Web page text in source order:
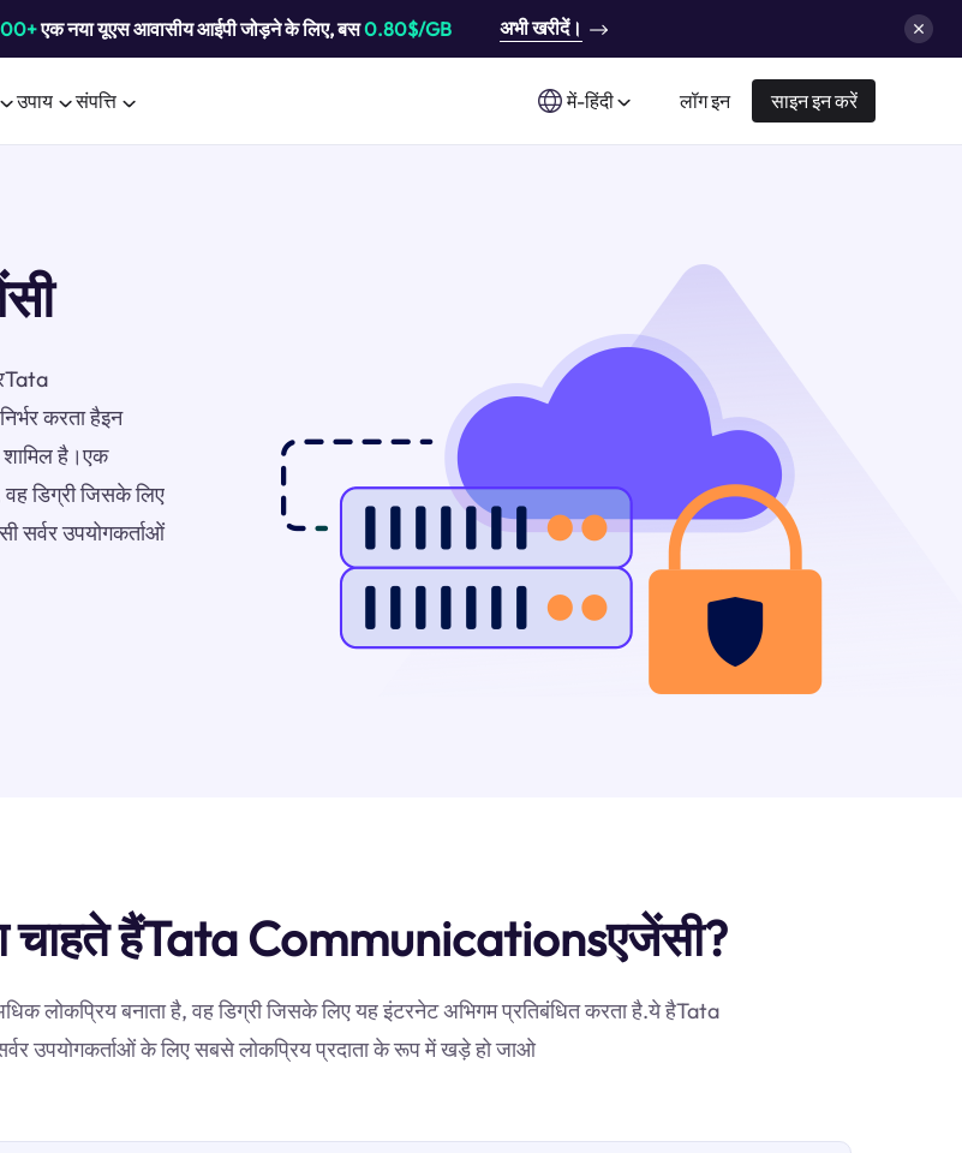
एक नया यूएस आवासीय आईपी जोड़ने के लिए, बस0.80$/GB अभी खरीदें।
उपाय संपत्ति में-हिंदी लॉग इन साइन इन करें
करता हैइन
शामिल है।एक
डिग्री जिसके लिए
सर्वर उपयोगकर्ताओं
चाहते हैंTata Communicationsएजेंसी?
लोकप्रिय बनाता है, वह डिग्री जिसके लिए यह इंटरनेट अभिगम प्रतिबंधित करता है.ये हैTata
उपयोगकर्ताओं के लिए सबसे लोकप्रिय प्रदाता के रूप में खड़े हो जाओ